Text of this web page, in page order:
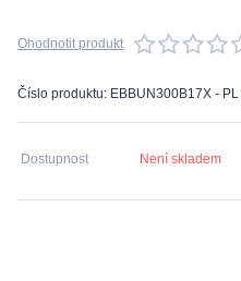
Ohodnotit produkt
Číslo produktu: EBBUN300B17X - PL
Dostupnost Není skladem